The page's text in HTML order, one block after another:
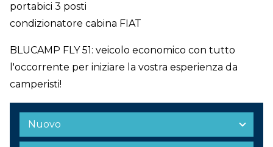
portabici 3 posti
condizionatore cabina FIAT
BLUCAMP FLY 51: veicolo economico con tutto
l'occorrente per iniziare la vostra esperienza da
camperisti!